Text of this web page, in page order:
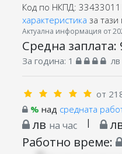
Код по НКПД: 33433011
характеристика за
Актуална информация от
Средна заплата:
За година: 1 лв
от
% над средната
лв на час |
Работно време: